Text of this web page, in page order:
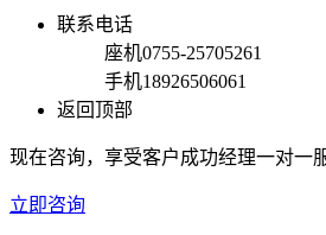
联系电话
座机0755-25705261
手机18926506061
返回顶部
现在咨询，享受客户成功经理一对一
立即咨询